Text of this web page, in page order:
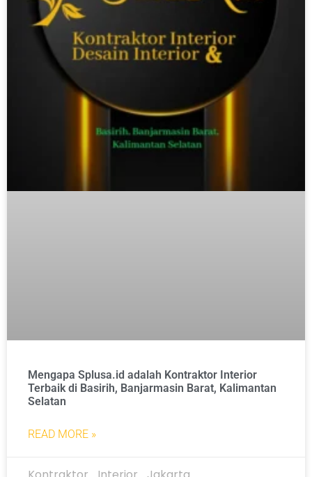
Mengapa Splusa.id adalah Kontraktor Interior
Terbaik di Basirih, Banjarmasin Barat, Kalimantan
Selatan
READ MORE »